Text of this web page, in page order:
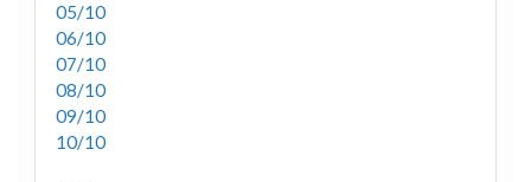
05/10
06/10
07/10
08/10
09/10
10/10